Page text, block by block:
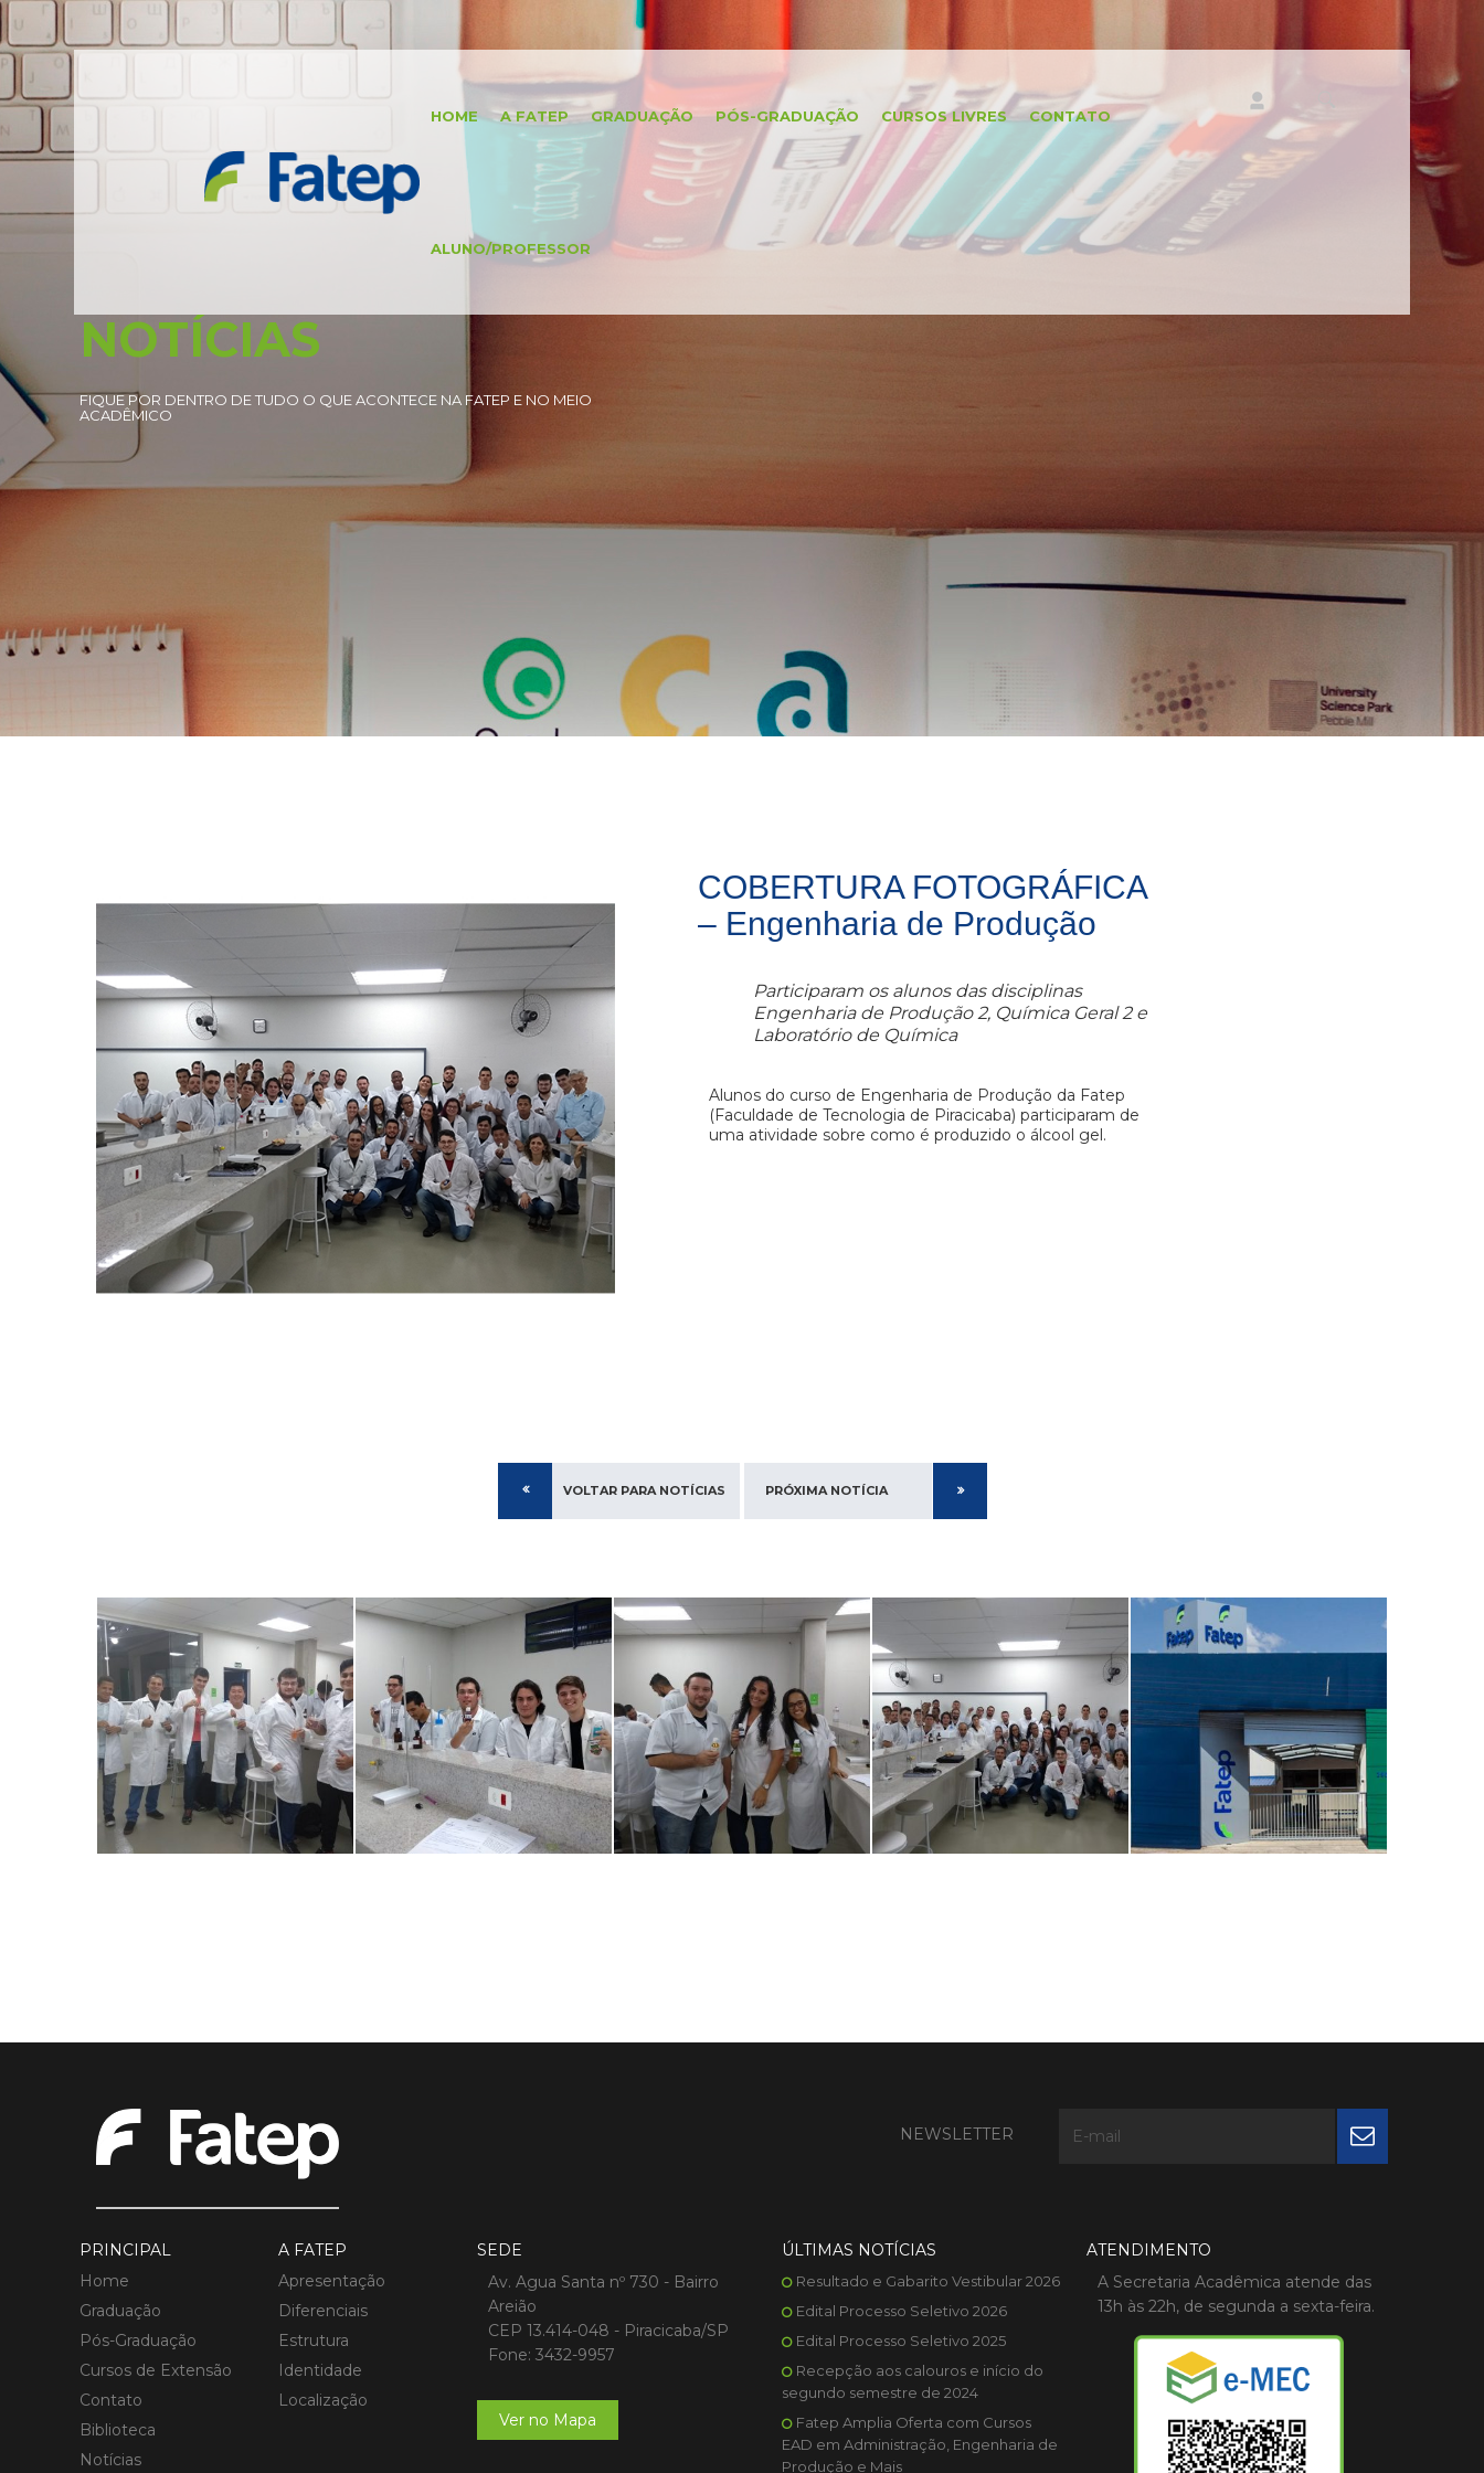
HOME A FATEP GRADUAÇÃO PÓS-GRADUAÇÃO CURSOS LIVRES CONTATO
ALUNO/PROFESSOR
NOTÍCIAS
FIQUE POR DENTRO DE TUDO O QUE ACONTECE NA FATEP E NO MEIO
ACADÊMICO
COBERTURA FOTOGRÁFICA
– Engenharia de Produção
Participaram os alunos das disciplinas
Engenharia de Produção 2, Química Geral 2 e
Laboratório de Química
Alunos do curso de Engenharia de Produção da Fatep
(Faculdade de Tecnologia de Piracicaba) participaram de
uma atividade sobre como é produzido o álcool gel.
VOLTAR PARA NOTÍCIAS PRÓXIMA NOTÍCIA
NEWSLETTER
PRINCIPAL
Home
Graduação
Pós-Graduação
Cursos de Extensão
Contato
Biblioteca
Notícias
A FATEP
Apresentação
Diferenciais
Estrutura
Identidade
Localização
SEDE
Av. Agua Santa nº 730 - Bairro
Areião
CEP 13.414-048 - Piracicaba/SP
Fone: 3432-9957
Ver no Mapa
ÚLTIMAS NOTÍCIAS
Resultado e Gabarito Vestibular 2026
Edital Processo Seletivo 2026
Edital Processo Seletivo 2025
Recepção aos calouros e início do
segundo semestre de 2024
Fatep Amplia Oferta com Cursos
EAD em Administração, Engenharia de
Produção e Mais
ATENDIMENTO
A Secretaria Acadêmica atende das
13h às 22h, de segunda a sexta-feira.